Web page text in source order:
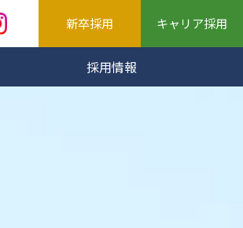
新卒採用 キャリア採用
採用情報